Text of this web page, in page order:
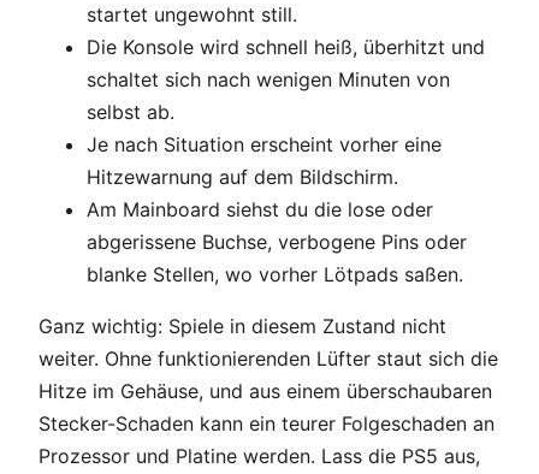
startet ungewohnt still.
Die Konsole wird schnell heiß, überhitzt und
schaltet sich nach wenigen Minuten von
selbst ab.
Je nach Situation erscheint vorher eine
Hitzewarnung auf dem Bildschirm.
Am Mainboard siehst du die lose oder
abgerissene Buchse, verbogene Pins oder
blanke Stellen, wo vorher Lötpads saßen.
Ganz wichtig: Spiele in diesem Zustand nicht
weiter. Ohne funktionierenden Lüfter staut sich die
Hitze im Gehäuse, und aus einem überschaubaren
Stecker-Schaden kann ein teurer Folgeschaden an
Prozessor und Platine werden. Lass die PS5 aus,